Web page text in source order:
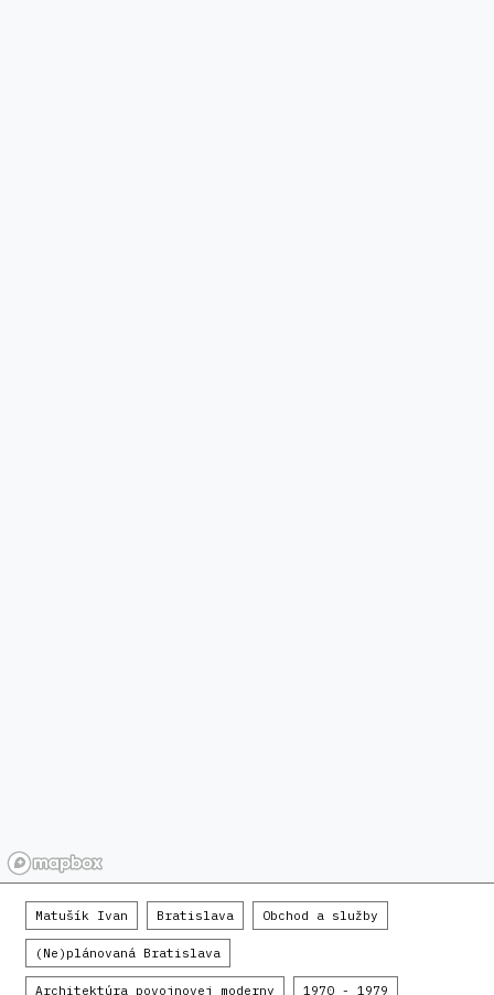
Matušík Ivan Bratislava Obchod a služby
(Ne)plánovaná Bratislava
Architektúra povojnovej moderny 1970 - 1979